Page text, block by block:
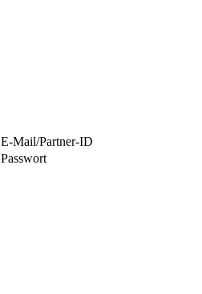
E-Mail/Partner-ID
Passwort